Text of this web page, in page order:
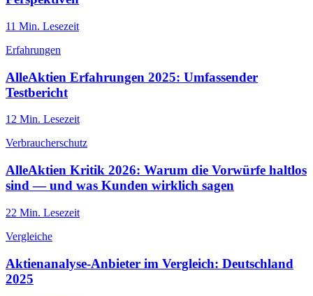
11 Min. Lesezeit
Erfahrungen
AlleAktien Erfahrungen 2025: Umfassender
Testbericht
12 Min. Lesezeit
Verbraucherschutz
AlleAktien Kritik 2026: Warum die Vorwürfe haltlos
sind — und was Kunden wirklich sagen
22 Min. Lesezeit
Vergleiche
Aktienanalyse-Anbieter im Vergleich: Deutschland
2025